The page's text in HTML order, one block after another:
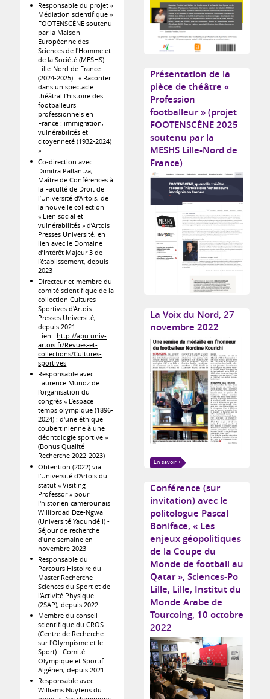
Responsable du projet «
Médiation scientifique »
FOOTENSCÈNE soutenu
par la Maison
Européenne des
Sciences de l'Homme et
de la Société (MESHS)
Lille-Nord de France
(2024-2025) : « Raconter
dans un spectacle
théâtral l’histoire des
footballeurs
professionnels en
France : immigration,
vulnérabilités et
citoyenneté (1932-2024)
»
Co-direction avec
Dimitra Pallantza,
Maître de Conférences à
la Faculté de Droit de
l’Université d’Artois, de
la nouvelle collection
« Lien social et
vulnérabilités » d’Artois
Presses Université, en
lien avec le Domaine
d’Intérêt Majeur 3 de
l’établissement, depuis
2023
Directeur et membre du
comité scientifique de la
collection Cultures
Sportives d'Artois
Presses Université,
depuis 2021
Lien : http://apu.univ-
artois.fr/Revues-et-
collections/Cultures-
sportives
Responsable avec
Laurence Munoz de
l'organisation du
congrès « L’espace
temps olympique (1896-
2024) : d'une éthique
coubertinienne à une
déontologie sportive »
(Bonus Qualité
Recherche 2022-2023)
Obtention (2022) via
l'Université d'Artois du
statut « Visiting
Professor » pour
l'historien camerounais
Willibroad Dze-Ngwa
(Université Yaoundé I) -
Séjour de recherche
d'une semaine en
novembre 2023
Responsable du
Parcours Histoire du
Master Recherche
Sciences du Sport et de
l'Activité Physique
(2SAP), depuis 2022
Membre du conseil
scientifique du CROS
(Centre de Recherche
sur l'Olympisme et le
Sport) - Comité
Olympique et Sportif
Algérien, depuis 2021
Responsable avec
Williams Nuytens du
Présentation de la
pièce de théâtre «
Profession
footballeur » (projet
FOOTENSCÈNE 2025
soutenu par la
MESHS Lille-Nord de
France)
La Voix du Nord, 27
novembre 2022
En savoir +
Conférence (sur
invitation) avec le
politologue Pascal
Boniface, « Les
enjeux géopolitiques
de la Coupe du
Monde de football au
Qatar », Sciences-Po
Lille, Lille, Institut du
Monde Arabe de
Tourcoing, 10 octobre
2022